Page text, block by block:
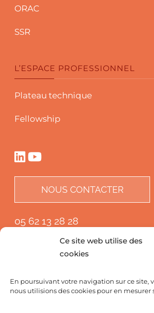
Ce site web utilise des
cookies
En poursuivant votre navigation sur ce site,
nous utilisions des cookies pour en mesurer
ORAC
SSR
L’ESPACE PROFESSIONNEL
Plateau technique
Fellowship
NOUS CONTACTER
05 62 13 28 28